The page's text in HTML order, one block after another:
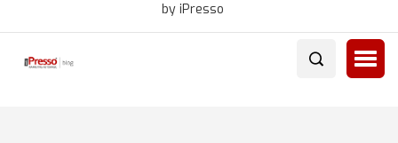
by iPresso